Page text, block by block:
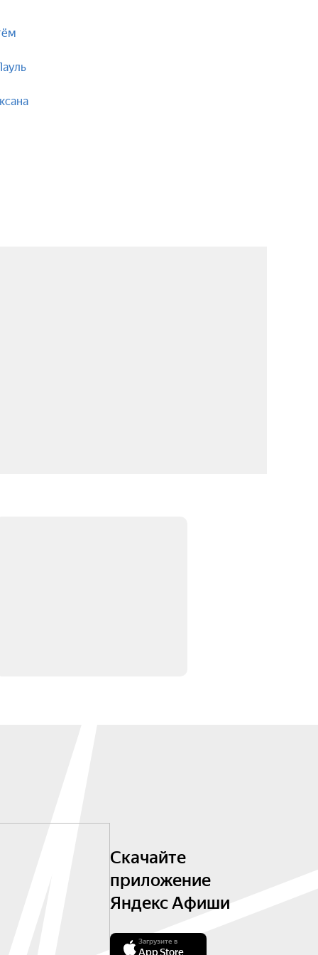
Скачайте
приложение
Яндекс Афиши
Загрузите в
App Store